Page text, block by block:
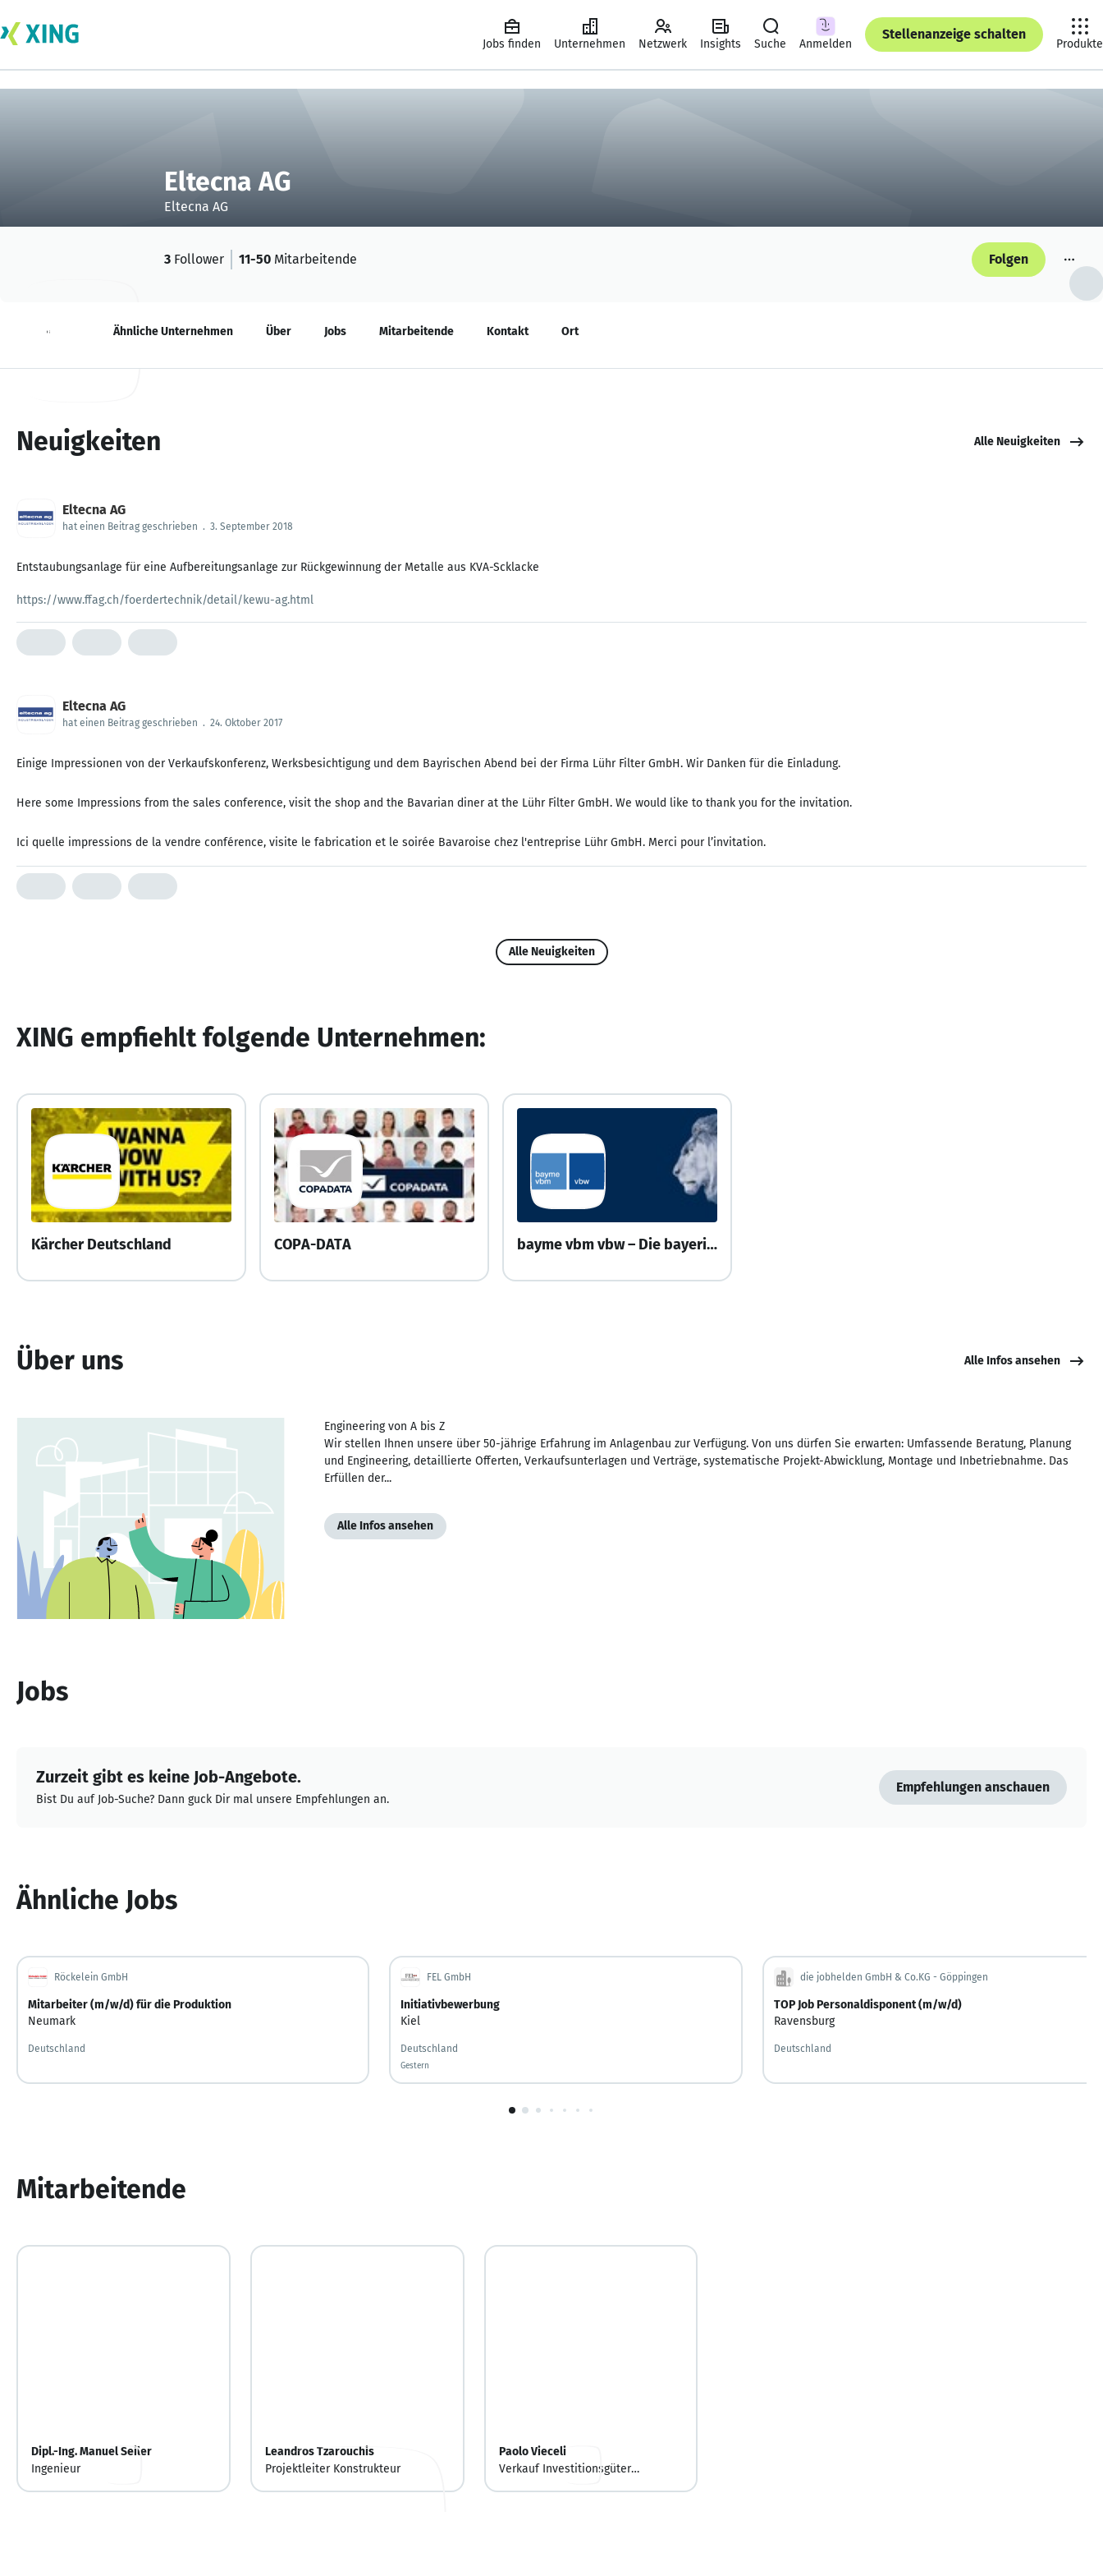
Jobs finden Unternehmen Netzwerk Insights Suche Anmelden
Stellenanzeige schalten
Produkte
Eltecna AG
Eltecna AG
3 Follower 11-50 Mitarbeitende Folgen
Neuigkeiten Ähnliche Unternehmen Über Jobs Mitarbeitende Kontakt Ort
Neuigkeiten Alle Neuigkeiten
Eltecna AG
hat einen Beitrag geschrieben . 3. September 2018
Entstaubungsanlage für eine Aufbereitungsanlage zur Rückgewinnung der Metalle aus KVA-Scklacke
https://www.ffag.ch/foerdertechnik/detail/kewu-ag.html
Eltecna AG
hat einen Beitrag geschrieben . 24. Oktober 2017
Einige Impressionen von der Verkaufskonferenz, Werksbesichtigung und dem Bayrischen Abend bei der Firma Lühr Filter GmbH. Wir Danken für die Einladung.
Here some Impressions from the sales conference, visit the shop and the Bavarian diner at the Lühr Filter GmbH. We would like to thank you for the invitation.
Ici quelle impressions de la vendre conférence, visite le fabrication et le soirée Bavaroise chez l'entreprise Lühr GmbH. Merci pour l’invitation.
Alle Neuigkeiten
XING empfiehlt folgende Unternehmen:
Kärcher Deutschland COPA-DATA bayme vbm vbw – Die bayerische Wirtschaft
Über uns Alle Infos ansehen
Engineering von A bis Z
Wir stellen Ihnen unsere über 50-jährige Erfahrung im Anlagenbau zur Verfügung. Von uns dürfen Sie erwarten: Umfassende Beratung, Planung
und Engineering, detaillierte Offerten, Verkaufsunterlagen und Verträge, systematische Projekt-Abwicklung, Montage und Inbetriebnahme. Das
Erfüllen der...
Alle Infos ansehen
Jobs
Zurzeit gibt es keine Job-Angebote.
Bist Du auf Job-Suche? Dann guck Dir mal unsere Empfehlungen an.
Empfehlungen anschauen
Ähnliche Jobs
Röckelein GmbH
Mitarbeiter (m/w/d) für die Produktion
Neumark
Deutschland
FEL GmbH
Initiativbewerbung
Kiel
Deutschland
Gestern
Gestern veröffentlicht
die jobhelden GmbH & Co.KG - Göppingen
TOP Job Personaldisponent (m/w/d)
Ravensburg
Deutschland
1
Mitarbeitende
Dipl.-Ing. Manuel Seiler
Ingenieur
Leandros Tzarouchis
Projektleiter Konstrukteur
Paolo Vieceli
Verkauf Investitionsgüter